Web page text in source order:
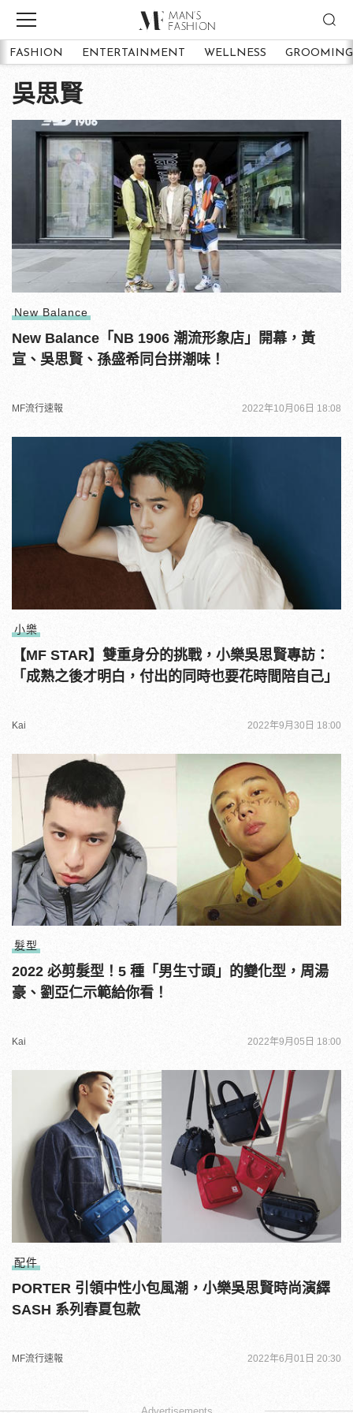
FASHION ENTERTAINMENT WELLNESS GROOMING
吳思賢
New Balance
New Balance「NB 1906 潮流形象店」開幕，黃
宣、吳思賢、孫盛希同台拼潮味！
MF流行速報 2022年10月06日 18:08
小樂
【MF STAR】雙重身分的挑戰，小樂吳思賢專訪：
「成熟之後才明白，付出的同時也要花時間陪自己」
Kai 2022年9月30日 18:00
髮型
2022 必剪髮型！5 種「男生寸頭」的變化型，周湯
豪、劉亞仁示範給你看！
Kai 2022年9月05日 18:00
配件
PORTER 引領中性小包風潮，小樂吳思賢時尚演繹
SASH 系列春夏包款
MF流行速報 2022年6月01日 20:30